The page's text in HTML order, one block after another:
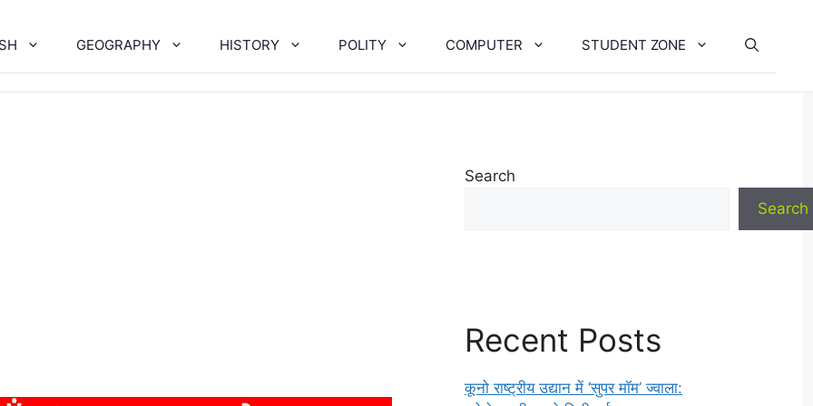
GEOGRAPHY HISTORY POLITY COMPUTER STUDENT ZONE
Search
Search
Recent Posts
कूनो राष्ट्रीय उद्यान में ‘सुपर मॉम’ ज्वाला: